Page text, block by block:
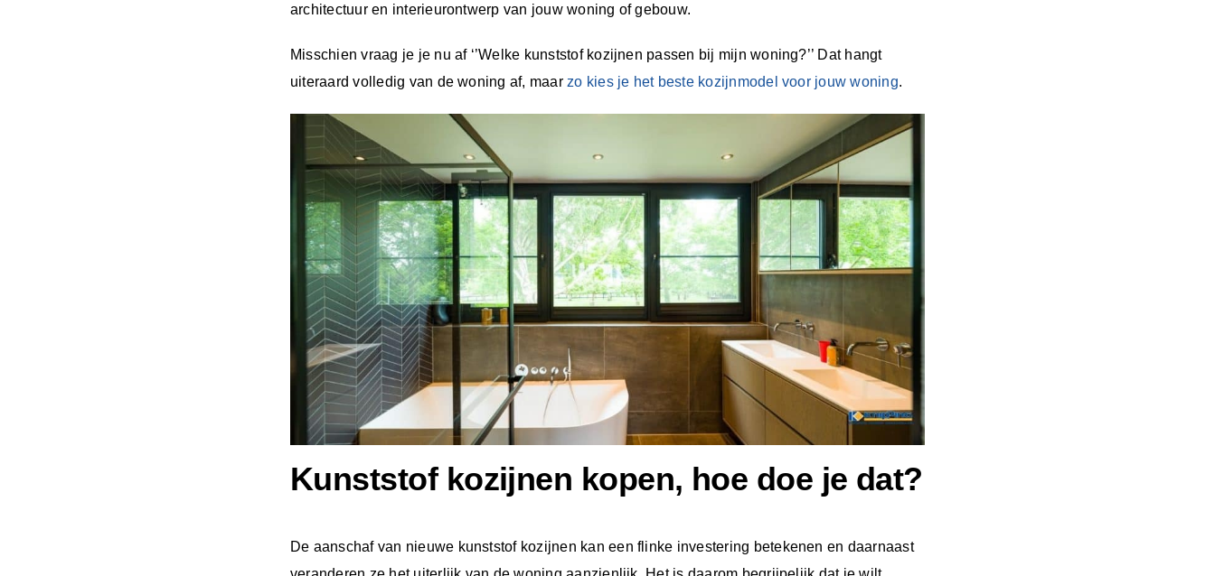
architectuur en interieurontwerp van jouw woning of gebouw.
Misschien vraag je je nu af ‘’Welke kunststof kozijnen passen bij mijn woning?’’ Dat hangt
uiteraard volledig van de woning af, maarzo kies je het beste kozijnmodel voor jouw woning.
Kunststof kozijnen kopen, hoe doe je dat?
De aanschaf van nieuwe kunststof kozijnen kan een flinke investering betekenen en daarnaast